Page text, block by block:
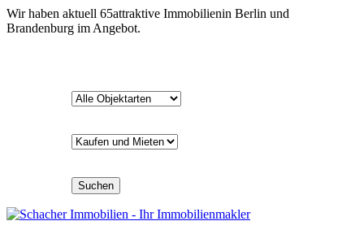
Wir haben aktuell 65attraktive Immobilienin Berlin und
Brandenburg im Angebot.
Suchen